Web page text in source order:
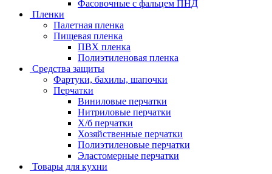
Фасовочные с фальцем ПНД
Пленки
Палетная пленка
Пищевая пленка
ПВХ пленка
Полиэтиленовая пленка
Средства защиты
Фартуки, бахилы, шапочки
Перчатки
Виниловые перчатки
Нитриловые перчатки
Х/б перчатки
Хозяйственные перчатки
Полиэтиленовые перчатки
Эластомерные перчатки
Товары для кухни